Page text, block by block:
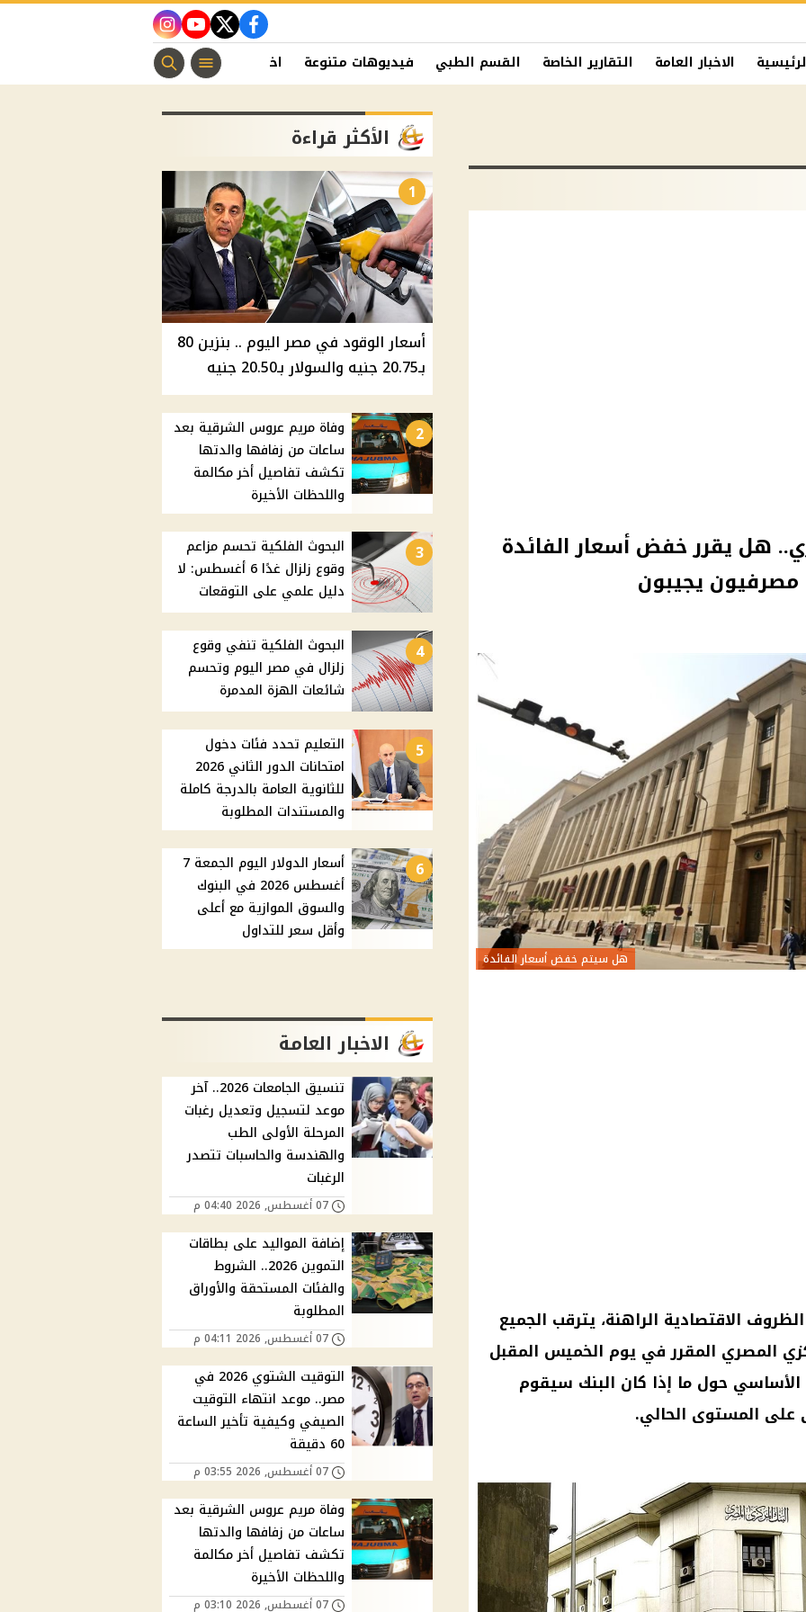
facebook
twitter
youtube
instagram
الاخبار العامة التقارير الخاصة القسم الطبي فيديوهات متنوعة اخبار الفن منوعات مسيحية
هل يقرر خفض أسعار الفائدة
يجيبون
هل سيتم خفض أسعار الفائدة
الاقتصادية الراهنة، يترقب الجميع
المصري المقرر في يوم الخميس المقبل
التساؤل الأساسي حول ما إذا كان البنك سيقوم
المستوى الحالي.
الأكثر قراءة
1
أسعار الوقود في مصر اليوم .. بنزين 80
بـ20.75 جنيه والسولار بـ20.50 جنيه
2
وفاة مريم عروس الشرقية بعد
ساعات من زفافها والدتها
تكشف تفاصيل أخر مكالمة
واللحظات الأخيرة
3
البحوث الفلكية تحسم مزاعم
وقوع زلزال غدًا 6 أغسطس: لا
دليل علمي على التوقعات
4
البحوث الفلكية تنفي وقوع
زلزال في مصر اليوم وتحسم
شائعات الهزة المدمرة
5
التعليم تحدد فئات دخول
امتحانات الدور الثاني 2026
للثانوية العامة بالدرجة كاملة
والمستندات المطلوبة
6
أسعار الدولار اليوم الجمعة 7
أغسطس 2026 في البنوك
والسوق الموازية مع أعلى
وأقل سعر للتداول
الاخبار العامة
تنسيق الجامعات 2026.. آخر
موعد لتسجيل وتعديل رغبات
المرحلة الأولى الطب
والهندسة والحاسبات تتصدر
الرغبات
07 أغسطس, 2026 04:40 م
إضافة المواليد على بطاقات
التموين 2026.. الشروط
والفئات المستحقة والأوراق
المطلوبة
07 أغسطس, 2026 04:11 م
التوقيت الشتوي 2026 في
مصر.. موعد انتهاء التوقيت
الصيفي وكيفية تأخير الساعة
60 دقيقة
07 أغسطس, 2026 03:55 م
وفاة مريم عروس الشرقية بعد
ساعات من زفافها والدتها
تكشف تفاصيل أخر مكالمة
واللحظات الأخيرة
07 أغسطس, 2026 03:10 م